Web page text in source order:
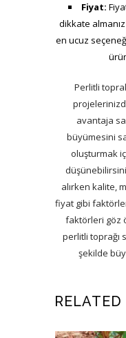
Fiyat:
dikkate
en ucuz
Perlitli
avantaja
büyümesini
oluşturmak
alırken kalite,
fiyat gibi
faktörleri göz
perlitli toprağı
şekilde